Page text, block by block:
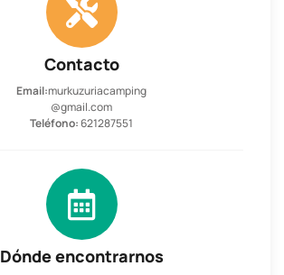
Contacto
Email:murkuzuriacamping
@gmail.com
Teléfono: 621287551
Dónde encontrarnos